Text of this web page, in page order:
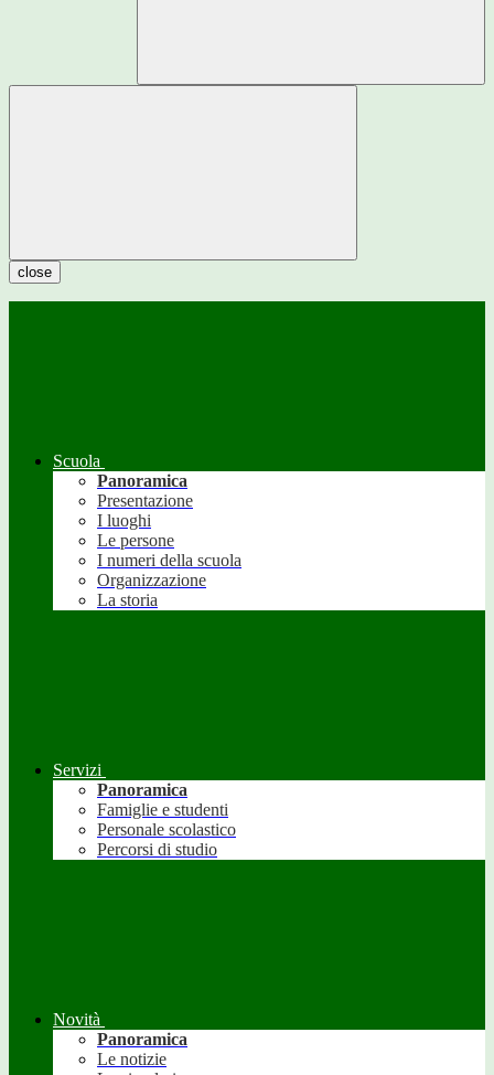
close
Scuola
Panoramica
Presentazione
I luoghi
Le persone
I numeri della scuola
Organizzazione
La storia
Servizi
Panoramica
Famiglie e studenti
Personale scolastico
Percorsi di studio
Novità
Panoramica
Le notizie